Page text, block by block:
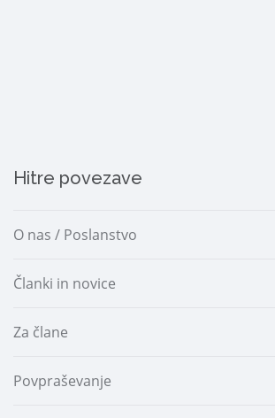
Hitre povezave
O nas / Poslanstvo
Članki in novice
Za člane
Povpraševanje